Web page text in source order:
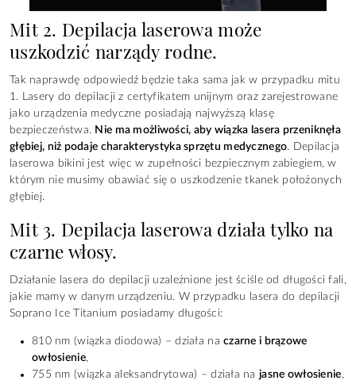
Mit 2. Depilacja laserowa może
uszkodzić narządy rodne.
Tak naprawdę odpowiedź będzie taka sama jak w przypadku mitu
1. Lasery do depilacji z certyfikatem unijnym oraz zarejestrowane
jako urządzenia medyczne posiadają najwyższą klasę
bezpieczeństwa. Nie ma możliwości, aby wiązka lasera przeniknęła
głębiej, niż podaje charakterystyka sprzętu medycznego. Depilacja
laserowa bikini jest więc w zupełności bezpiecznym zabiegiem, w
którym nie musimy obawiać się o uszkodzenie tkanek położonych
głębiej.
Mit 3. Depilacja laserowa działa tylko na
czarne włosy.
Działanie lasera do depilacji uzależnione jest ściśle od długości fali,
jakie mamy w danym urządzeniu. W przypadku lasera do depilacji
Soprano Ice Titanium posiadamy długości:
810 nm (wiązka diodowa) – działa naczarne i brązowe
owłosienie,
755 nm (wiązka aleksandrytowa) – działa na jasne owłosienie,